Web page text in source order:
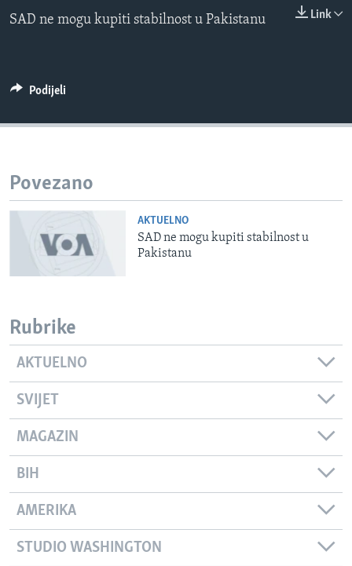
MAGAZIN
Learning English
PRATITE NAS
Jezici
0:00:00 Link
SAD ne mogu kupiti stabilnost u Pakistanu
Podijeli
Povezano
AKTUELNO
SAD ne mogu kupiti stabilnost u
Pakistanu
Rubrike
AKTUELNO
SVIJET
MAGAZIN
BIH
AMERIKA
STUDIO WASHINGTON